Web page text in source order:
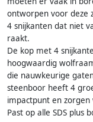
ontworpen voor deze
4 snijkanten dat niet
raakt.
De kop met 4
hoogwaardig
die nauwkeurige
steenboor heeft 4
impactpunt en
Past op alle SDS plus